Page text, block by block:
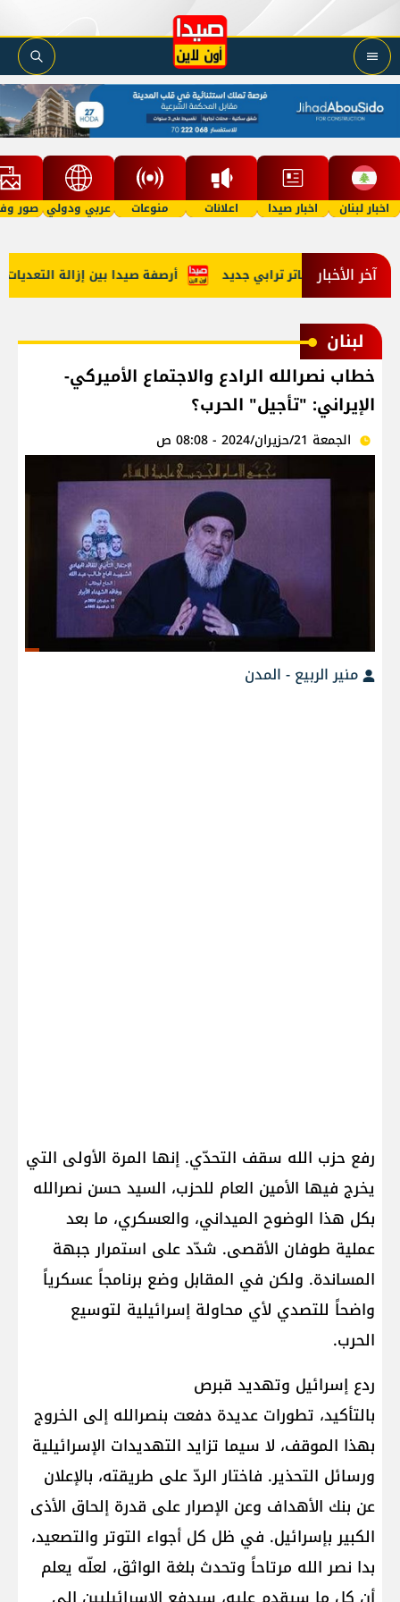
اخبار لبنان اخبار صيدا اعلانات منوعات عربي ودولي صور
آخر الأخبار أرصفة صيدا بين إزالة التعديات ساتر ترابي جديد
لبنان
خطاب نصرالله الرادع والاجتماع الأميركي-
الإيراني: "تأجيل" الحرب؟
الجمعة 21/حزيران/2024 - 08:08 ص
منير الربيع - المدن
رفع حزب الله سقف التحدّي. إنها المرة الأولى التي
يخرج فيها الأمين العام للحزب، السيد حسن نصرالله
بكل هذا الوضوح الميداني، والعسكري، ما بعد
عملية طوفان الأقصى. شدّد على استمرار جبهة
المساندة. ولكن في المقابل وضع برنامجاً عسكرياً
واضحاً للتصدي لأي محاولة إسرائيلية لتوسيع
الحرب.
ردع إسرائيل وتهديد قبرص
بالتأكيد، تطورات عديدة دفعت بنصرالله إلى الخروج
بهذا الموقف، لا سيما تزايد التهديدات الإسرائيلية
ورسائل التحذير. فاختار الردّ على طريقته، بالإعلان
عن بنك الأهداف وعن الإصرار على قدرة إلحاق الأذى
الكبير بإسرائيل. في ظل كل أجواء التوتر والتصعيد،
بدا نصر الله مرتاحاً وتحدث بلغة الواثق، لعلّه يعلم